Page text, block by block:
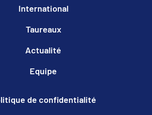
International
Taureaux
Actualité
Equipe
de confidentialité